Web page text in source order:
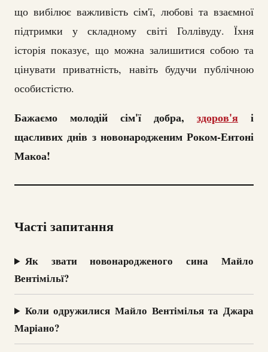
що вибілює важливість сім'ї, любові та взаємної
підтримки у складному світі Голлівуду. Їхня
історія показує, що можна залишитися собою та
цінувати приватність, навіть будучи публічною
особистістю.
Бажаємо молодій сім'ї добра, здоров'я і
щасливих днів з новонародженим Роком-Ентоні
Макоа!
Часті запитання
Як звати новонародженого сина Майло
Вентімільї?
Коли одружилися Майло Вентімілья та Джара
Маріано?